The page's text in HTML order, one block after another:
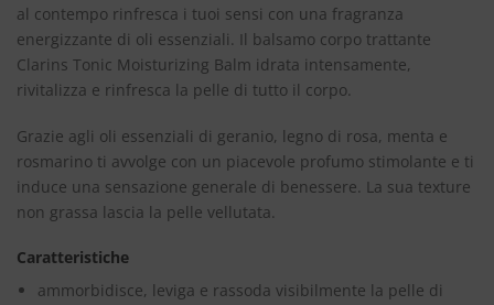
al contempo rinfresca i tuoi sensi con una fragranza
energizzante di oli essenziali. Il balsamo corpo trattante
Clarins Tonic Moisturizing Balm idrata intensamente,
rivitalizza e rinfresca la pelle di tutto il corpo.
Grazie agli oli essenziali di geranio, legno di rosa, menta e
rosmarino ti avvolge con un piacevole profumo stimolante e ti
induce una sensazione generale di benessere. La sua texture
non grassa lascia la pelle vellutata.
Caratteristiche
ammorbidisce, leviga e rassoda visibilmente la pelle di